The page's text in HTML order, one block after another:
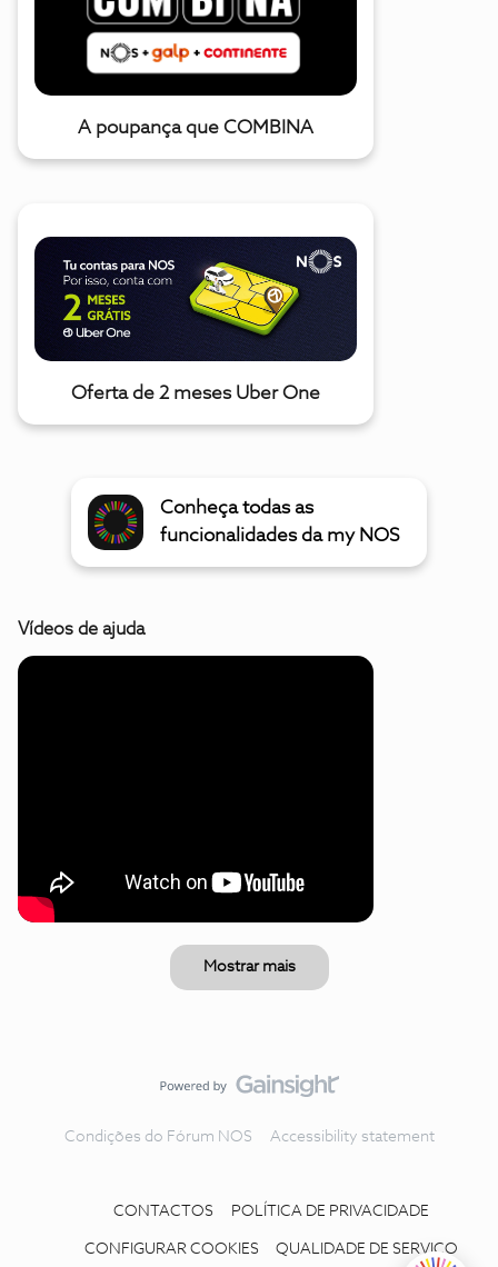
A poupança que COMBINA
Oferta de 2 meses Uber One
Conheça todas as
funcionalidades da my NOS
Vídeos de ajuda
Mostrar mais
Condições do Fórum NOS Accessibility statement
CONTACTOS POLÍTICA DE PRIVACIDADE
CONFIGURAR COOKIES QUALIDADE DE SERVIÇO